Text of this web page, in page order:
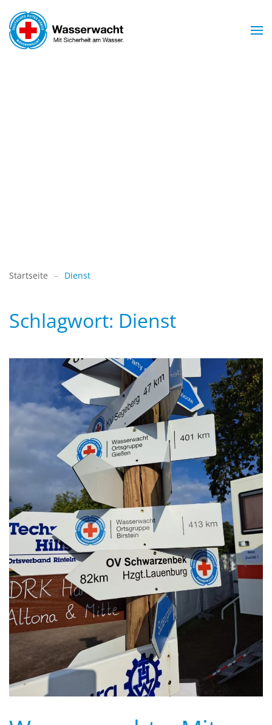
Zum Hauptinhalt springen
Startseite Dienst
Schlagwort: Dienst